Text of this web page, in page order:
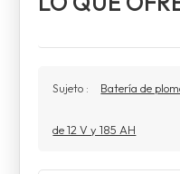
Sujeto : Batería de
de 12 V y 185 AH